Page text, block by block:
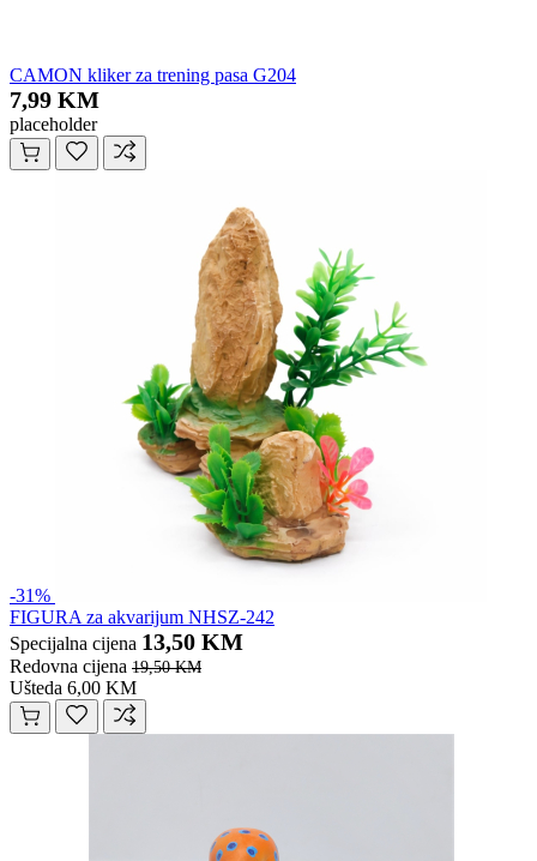
CAMON kliker za trening pasa G204
7,99 KM
placeholder
-31%
FIGURA za akvarijum NHSZ-242
Specijalna cijena 13,50 KM
Redovna cijena 19,50 KM
Ušteda 6,00 KM